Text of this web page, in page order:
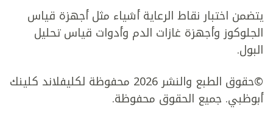
يتضمن اختبار نقاط الرعاية أشياء مثل أجهزة قياس
الجلوكوز وأجهزة غازات الدم وأدوات قياس تحليل
البول.
©حقوق الطبع والنشر 2026 محفوظة لكليفلاند كلينك
أبوظبي. جميع الحقوق محفوظة.